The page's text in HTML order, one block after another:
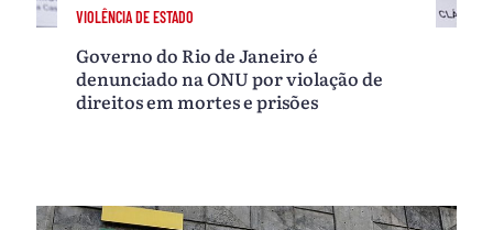
VIOLÊNCIA DE ESTADO
Governo do Rio de Janeiro é
denunciado na ONU por violação de
direitos em mortes e prisões